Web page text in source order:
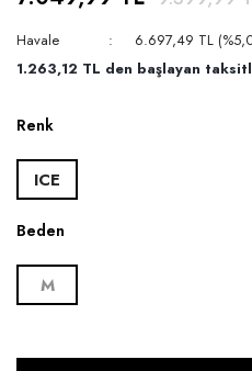
Havale
6.697,49 TL
1.263,12 TL den başlayan
Renk
ICE
Beden
M